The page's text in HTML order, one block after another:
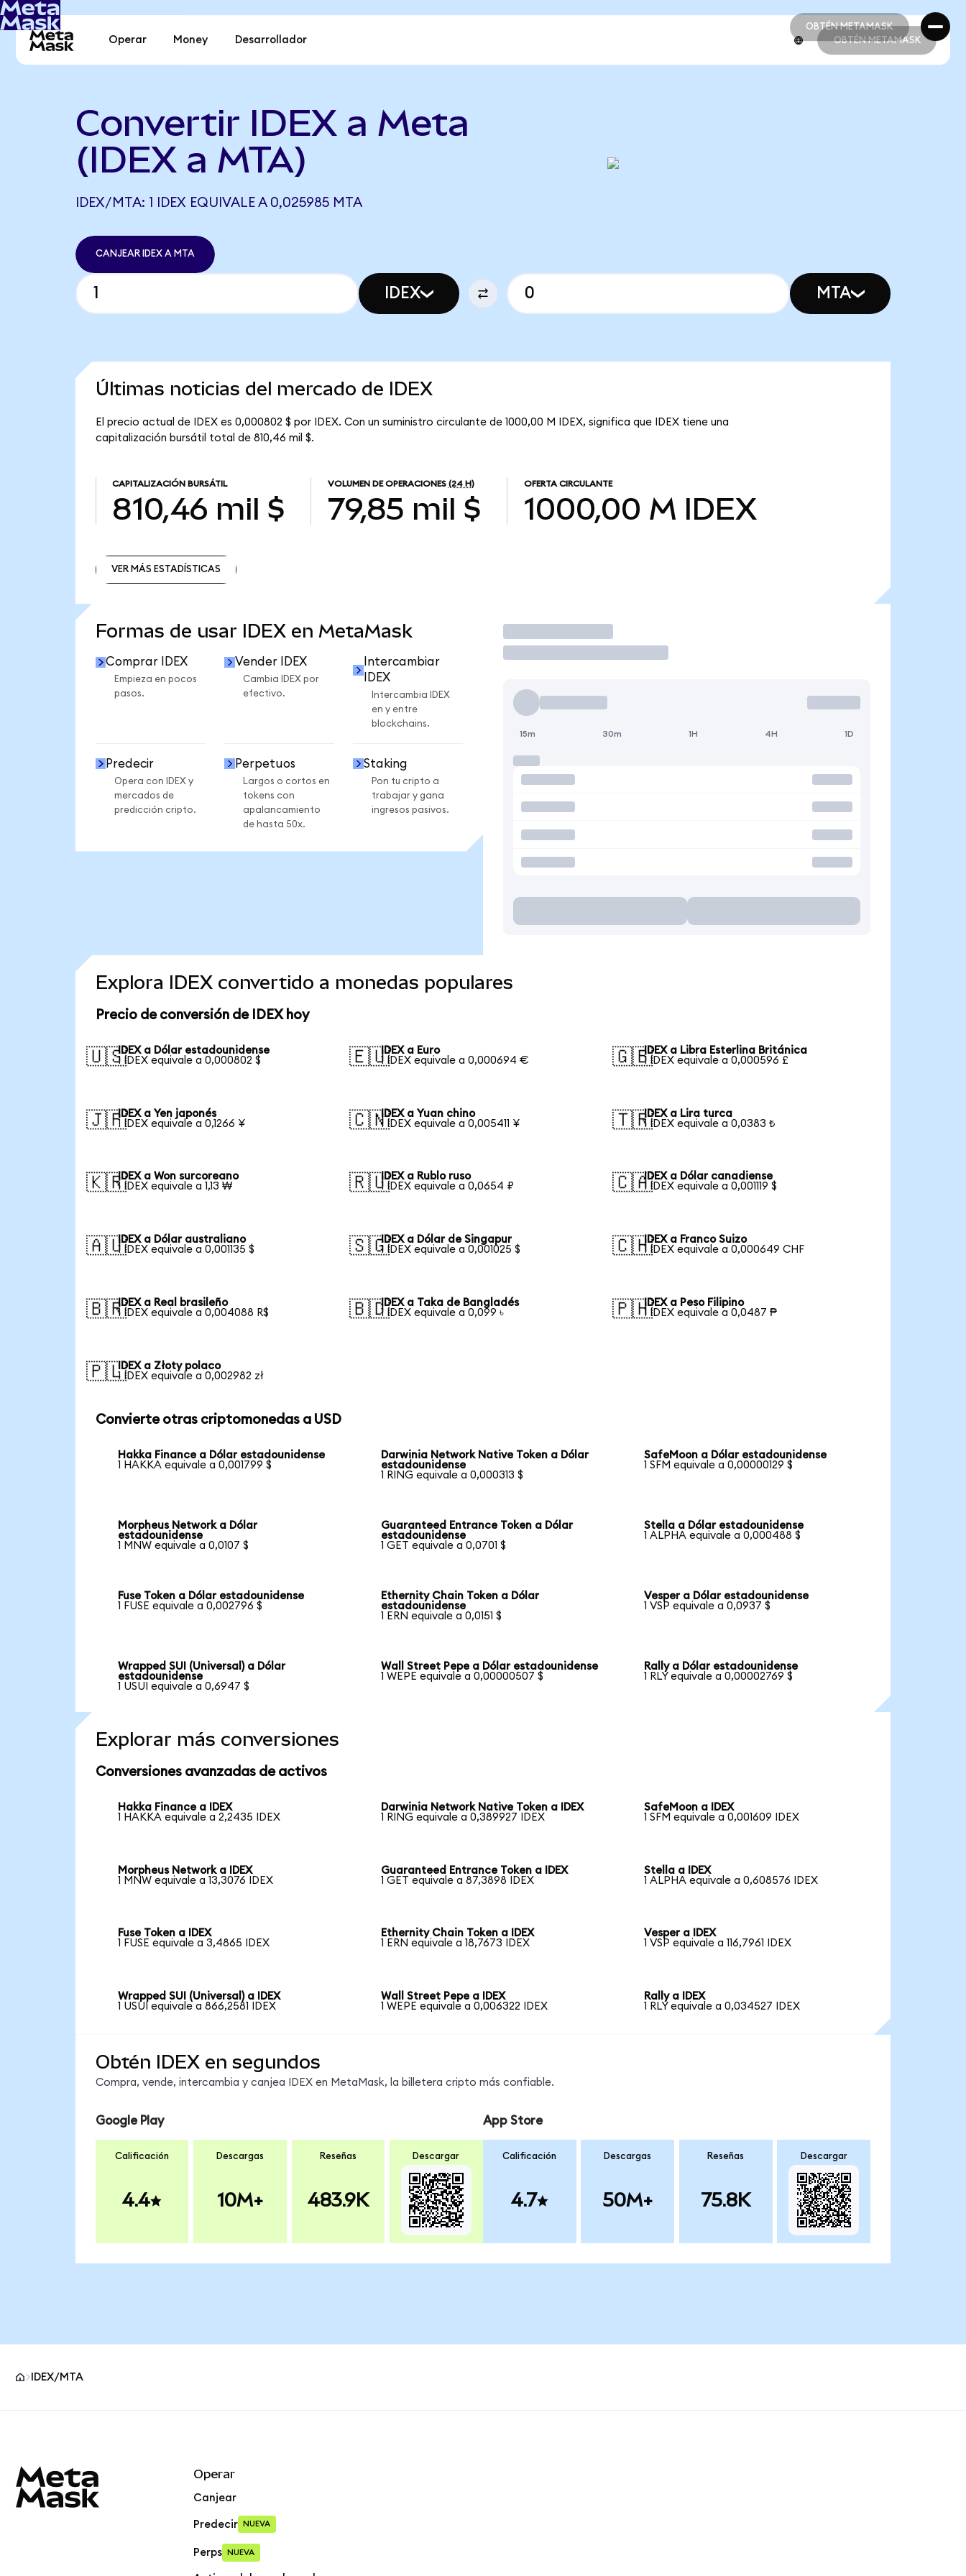
OBTÉN METAMASK
OBTÉN METAMASK
Operar Money Desarrollador OBTÉN METAMASK
Convertir IDEX a Meta
(IDEX a MTA)
IDEX/MTA: 1 IDEX EQUIVALE A 0,025985 MTA
CANJEAR IDEX A MTA
IDEX MTA
Últimas noticias del mercado de IDEX
El precio actual de IDEX es 0,000802 $ por IDEX. Con un suministro circulante de 1000,00 M IDEX, significa que IDEX tiene una
capitalización bursátil total de 810,46 mil $.
CAPITALIZACIÓN BURSÁTIL
810,46 mil $
VOLUMEN DE OPERACIONES (24 H)
79,85 mil $
OFERTA CIRCULANTE
1000,00 M IDEX
VER MÁS ESTADÍSTICAS
Formas de usar IDEX en MetaMask
Comprar IDEX
Empieza en pocos
pasos.
Vender IDEX
Cambia IDEX por
efectivo.
Intercambiar
IDEX
Intercambia IDEX
en y entre
blockchains.
Predecir
Opera con IDEX y
mercados de
predicción cripto.
Perpetuos
Largos o cortos en
tokens con
apalancamiento
de hasta 50x.
Staking
Pon tu cripto a
trabajar y gana
ingresos pasivos.
Operar
15m 30m 1H 4H 1D
Explora IDEX convertido a monedas populares
Precio de conversión de IDEX hoy
🇺🇸IDEX a Dólar estadounidense
1 IDEX equivale a 0,000802 $
🇪🇺IDEX a Euro
1 IDEX equivale a 0,000694 €
🇬🇧IDEX a Libra Esterlina Británica
1 IDEX equivale a 0,000596 £
🇯🇵IDEX a Yen japonés
1 IDEX equivale a 0,1266 ¥
🇨🇳IDEX a Yuan chino
1 IDEX equivale a 0,005411 ¥
🇹🇷IDEX a Lira turca
1 IDEX equivale a 0,0383 ₺
🇰🇷IDEX a Won surcoreano
1 IDEX equivale a 1,13 ₩
🇷🇺IDEX a Rublo ruso
1 IDEX equivale a 0,0654 ₽
🇨🇦IDEX a Dólar canadiense
1 IDEX equivale a 0,001119 $
🇦🇺IDEX a Dólar australiano
1 IDEX equivale a 0,001135 $
🇸🇬IDEX a Dólar de Singapur
1 IDEX equivale a 0,001025 $
🇨🇭IDEX a Franco Suizo
1 IDEX equivale a 0,000649 CHF
🇧🇷IDEX a Real brasileño
1 IDEX equivale a 0,004088 R$
🇧🇩IDEX a Taka de Bangladés
1 IDEX equivale a 0,099 ৳
🇵🇭IDEX a Peso Filipino
1 IDEX equivale a 0,0487 ₱
🇵🇱IDEX a Złoty polaco
1 IDEX equivale a 0,002982 zł
Convierte otras criptomonedas a USD
Hakka Finance a Dólar estadounidense
1 HAKKA equivale a 0,001799 $
Darwinia Network Native Token a Dólar
estadounidense
1 RING equivale a 0,000313 $
SafeMoon a Dólar estadounidense
1 SFM equivale a 0,00000129 $
Morpheus Network a Dólar
estadounidense
1 MNW equivale a 0,0107 $
Guaranteed Entrance Token a Dólar
estadounidense
1 GET equivale a 0,0701 $
Stella a Dólar estadounidense
1 ALPHA equivale a 0,000488 $
Fuse Token a Dólar estadounidense
1 FUSE equivale a 0,002796 $
Ethernity Chain Token a Dólar
estadounidense
1 ERN equivale a 0,0151 $
Vesper a Dólar estadounidense
1 VSP equivale a 0,0937 $
Wrapped SUI (Universal) a Dólar
estadounidense
1 USUI equivale a 0,6947 $
Wall Street Pepe a Dólar estadounidense
1 WEPE equivale a 0,00000507 $
Rally a Dólar estadounidense
1 RLY equivale a 0,00002769 $
Explorar más conversiones
Conversiones avanzadas de activos
Hakka Finance a IDEX
1 HAKKA equivale a 2,2435 IDEX
Darwinia Network Native Token a IDEX
1 RING equivale a 0,389927 IDEX
SafeMoon a IDEX
1 SFM equivale a 0,001609 IDEX
Morpheus Network a IDEX
1 MNW equivale a 13,3076 IDEX
Guaranteed Entrance Token a IDEX
1 GET equivale a 87,3898 IDEX
Stella a IDEX
1 ALPHA equivale a 0,608576 IDEX
Fuse Token a IDEX
1 FUSE equivale a 3,4865 IDEX
Ethernity Chain Token a IDEX
1 ERN equivale a 18,7673 IDEX
Vesper a IDEX
1 VSP equivale a 116,7961 IDEX
Wrapped SUI (Universal) a IDEX
1 USUI equivale a 866,2581 IDEX
Wall Street Pepe a IDEX
1 WEPE equivale a 0,006322 IDEX
Rally a IDEX
1 RLY equivale a 0,034527 IDEX
Obtén IDEX en segundos
Compra, vende, intercambia y canjea IDEX en MetaMask, la billetera cripto más confiable.
Google Play
Calificación
4.4
Descargas
10M+
Reseñas
483.9K
Descargar
App Store
Calificación
4.7
Descargas
50M+
Reseñas
75.8K
Descargar
IDEX/MTA
Operar
Canjear
Predecir NUEVA
Perps NUEVA